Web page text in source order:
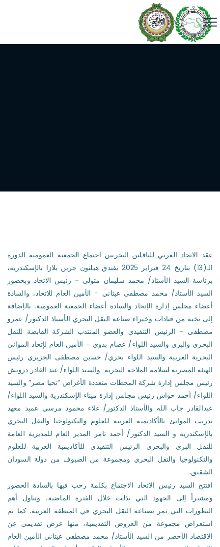
عقد الاتحاد العربي للناقلين البحريين اجتماع الجمعية العمومية الدورة
الـ(13) بتاريخ 24 فبراير 2025 بفندق هيلتون جرين بلازا بالإسكندرية،
برئاسة السيد الأستاذ/ محمد سليمان متولي – رئيس الاتحاد وبحضور
السيد الأستاذ/ محمد مصطفى عيتاني – الأمين العام للاتحاد، والسادة
أعضاء مجلس إدارة الإتحاد والسادة أعضاء الجمعية العمومية، بالإضافة
إلى نخبة من قيادات وخبراء صناعة النقل البحري الأستاذ الدكتور/ عمرو
مصطفى – الرئيس التنفيذي والعضو المنتدب الشركة القابضة للنقل
البحري والبري والسيد اللواء/ عصام بدوي – الأمين العام لإتحاد الموانئ
البحرية العربية والسيد اللواء بحري/ حسين مصطفى الجزيري رئيس
الهيئة المصرية لسلامة الملاحة البحرية والسيد اللواء/ عبد القادر درويش
رئيس مجلس إدارة شركة المحطات متعددة الأغراض “تحيا مصر” والسيد
اللواء/ أحمد حواش رئيس مجلس إدارة ميناء الإسكندرية والسيد اللواء/
عبدالقادر جاب الله والأستاذ الدكتور/ علاء محمود مرسي عميد معهد
تدريب الموانئ بالأكاديمية العربية للعلوم والتكنولوجيا والنقل البحري
بالإسكندرية و السيد الدكتور/ أحمد تامر المدير العام للمديرية العامة
للنقل البري والبحري الرئيس التنفيذي للأكاديمية العربية للعلوم
والتكنولوجيا والنقل البحري ومجموعة من الضيوف من دولة السودان
الشقيق.
افتتح السيد رئيس الاتحاد الاجتماع بكلمة رحب فيها بالسادة الحضور
ومشيراً إلى الجهود التي بذلت خلال الفترة الماضية، وتناول أهم
التطورات التي تمر بصناعة النقل البحري في المنطقة العربية. كما تم
استعراض مجموعة من العروض التقديمية، منها عرض تقديمي عن
الاقتصاد الأخضر من السيد الأستاذ/ محمد مصطفى عيتاني الأمين العام